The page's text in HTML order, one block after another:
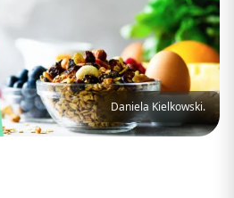
Daniela Kielkowski.